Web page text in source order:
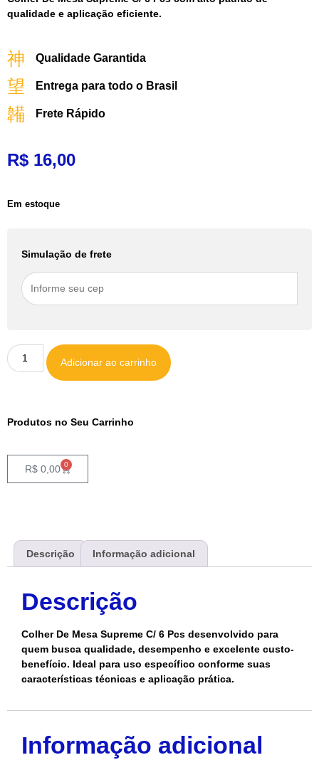
qualidade e aplicação eficiente.
Qualidade Garantida
Entrega para todo o Brasil
Frete Rápido
R$ 16,00
Em estoque
Simulação de frete
Adicionar ao carrinho
Produtos no Seu Carrinho
R$ 0,00 0
Descrição Informação adicional
Descrição
Colher De Mesa Supreme C/ 6 Pcs desenvolvido para
quem busca qualidade, desempenho e excelente custo-
benefício. Ideal para uso específico conforme suas
características técnicas e aplicação prática.
Informação adicional